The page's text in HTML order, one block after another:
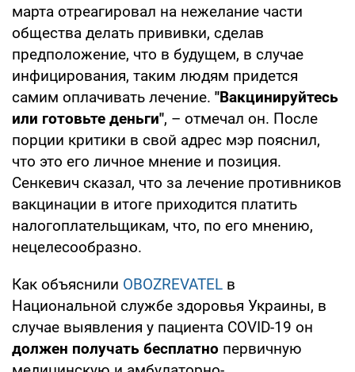
марта отреагировал на нежелание части
общества делать прививки, сделав
предположение, что в будущем, в случае
инфицирования, таким людям придется
самим оплачивать лечение. "Вакцинируйтесь
или готовьте деньги", – отмечал он. После
порции критики в свой адрес мэр пояснил,
что это его личное мнение и позиция.
Сенкевич сказал, что за лечение противников
вакцинации в итоге приходится платить
налогоплательщикам, что, по его мнению,
нецелесообразно.
Как объяснили OBOZREVATEL в
Национальной службе здоровья Украины, в
случае выявления у пациента COVID-19 он
должен получать бесплатно первичную